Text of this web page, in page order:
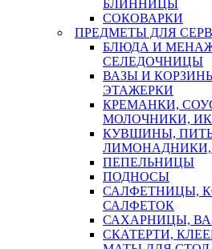
БЛИННИЦЫ
СОКОВАРКИ
ПРЕДМЕТЫ ДЛЯ
БЛЮДА И
СЕЛЕДОЧНИЦЫ
ВАЗЫ И
ЭТАЖЕРКИ
КРЕМАНКИ,
МОЛОЧНИКИ,
КУВШИНЫ,
ЛИМОНАДНИКИ,
ПЕПЕЛЬНИЦЫ
ПОДНОСЫ
САЛФЕТНИЦЫ,
САЛФЕТОК
САХАРНИЦЫ,
СКАТЕРТИ,